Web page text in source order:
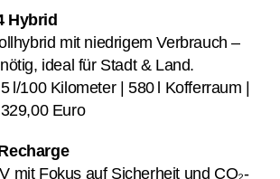
Hybrid
mit niedrigem Verbrauch –
ideal für Stadt & Land.
l/100 Kilometer | 580 l Kofferraum |
Euro
mit Fokus auf Sicherheit und CO₂-